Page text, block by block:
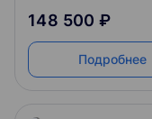
148 500 ₽
Подробнее